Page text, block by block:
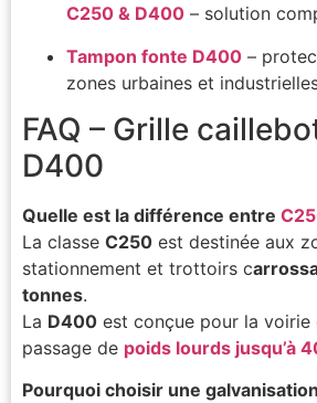
C250 & D400 – solution
Tampon fonte D400 –
zones urbaines et
FAQ – Grille
D400
Quelle est la différence entre
La classe C250 est destinée aux
stationnement et trottoirs c
tonnes.
La D400 est conçue pour la
passage de poids lourds jusqu’à
Pourquoi choisir une